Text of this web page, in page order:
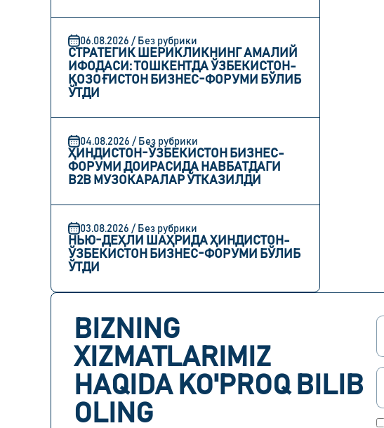
06.08.2026 / Без рубрики
СТРАТЕГИК ШЕРИКЛИКНИНГ АМАЛИЙ
ИФОДАСИ: ТОШКЕНТДА ЎЗБЕКИСТОН-
ҚОЗОҒИСТОН БИЗНЕС-ФОРУМИ БЎЛИБ
ЎТДИ
04.08.2026 / Без рубрики
ҲИНДИСТОН-ЎЗБЕКИСТОН БИЗНЕС-
ФОРУМИ ДОИРАСИДА НАВБАТДАГИ
B2B МУЗОКАРАЛАР ЎТКАЗИЛДИ
03.08.2026 / Без рубрики
НЬЮ-ДЕҲЛИ ШАҲРИДА ҲИНДИСТОН-
ЎЗБЕКИСТОН БИЗНЕС-ФОРУМИ БЎЛИБ
ЎТДИ
BIZNING
XIZMATLARIMIZ
HAQIDA KO'PROQ BILIB
OLING